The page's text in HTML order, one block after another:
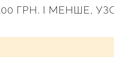
ГРН. І МЕНШЕ,